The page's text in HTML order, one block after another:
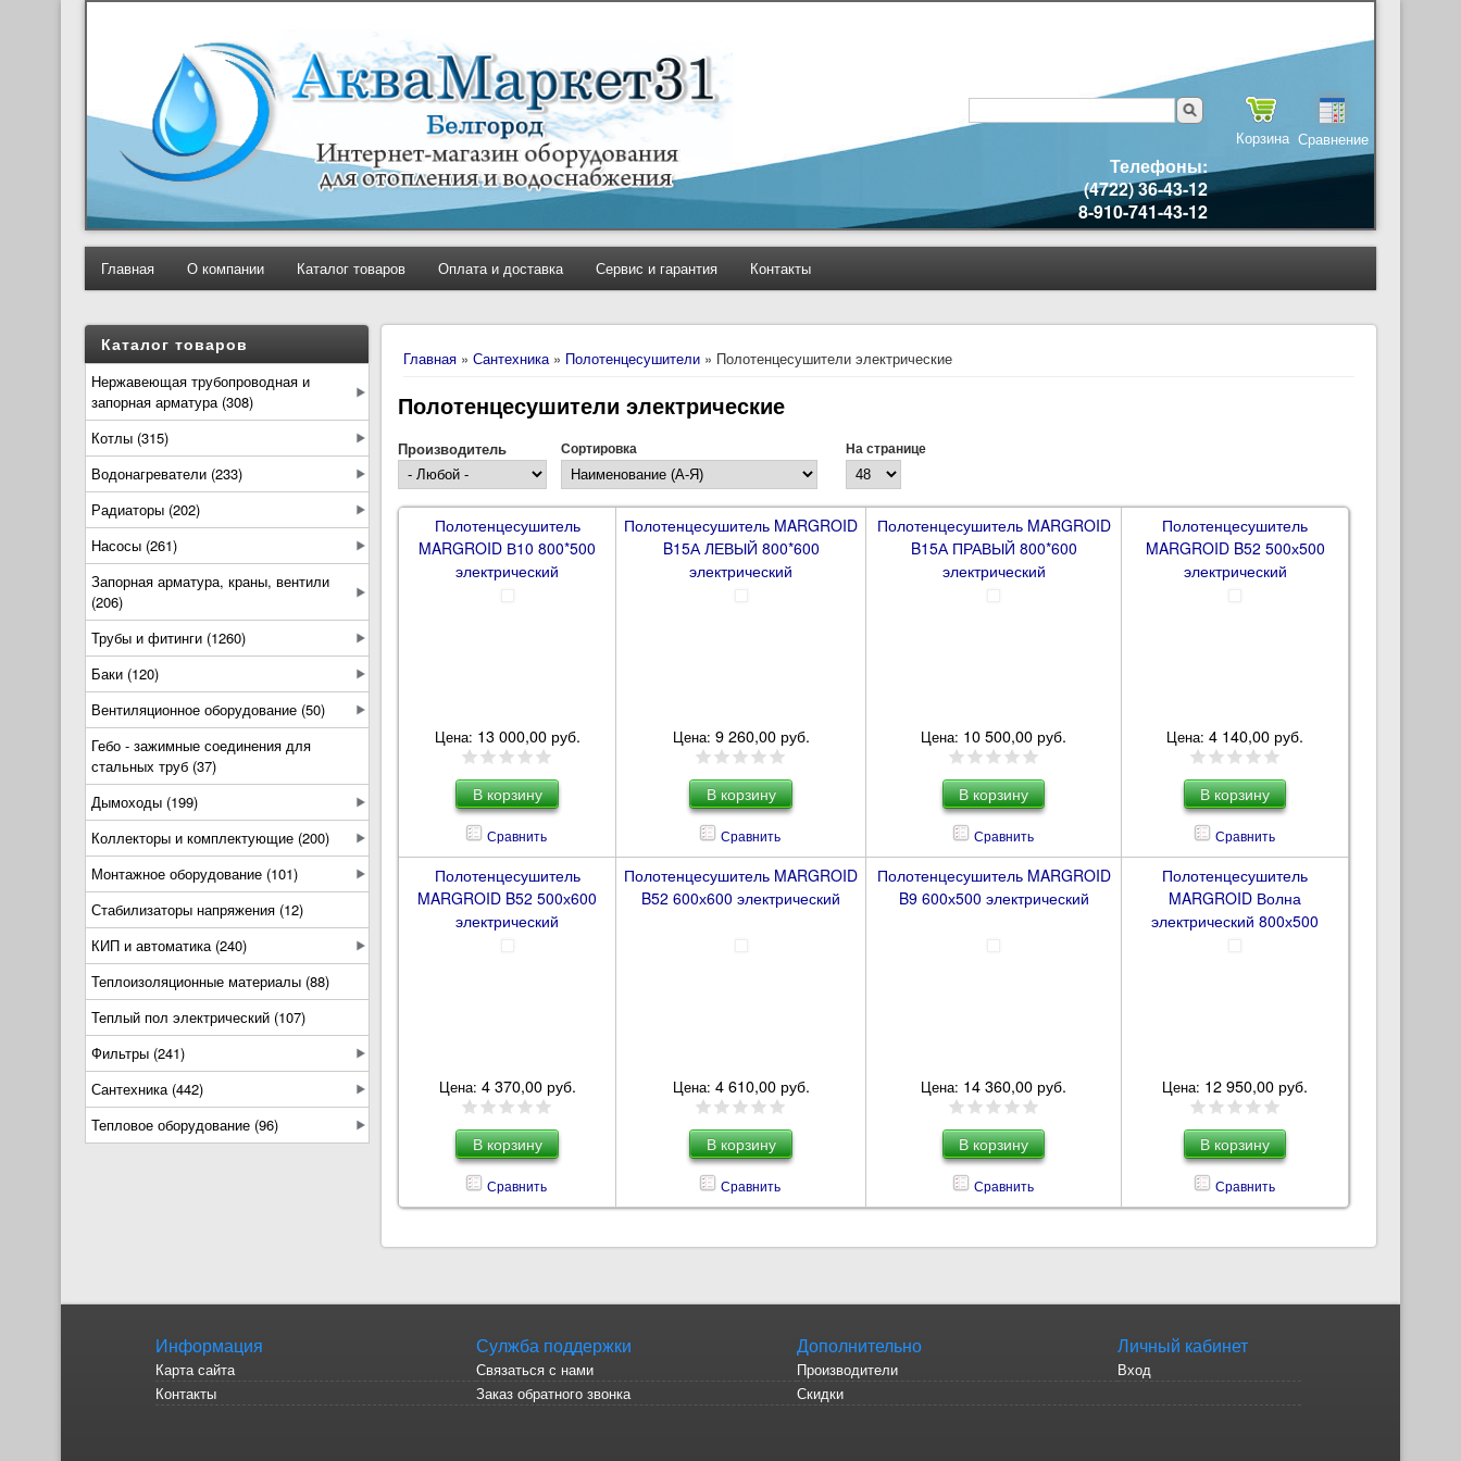
Телефоны:
(4722) 36-43-12
8-910-741-43-12
Корзина Сравнение
Главная О компании Каталог товаров Оплата и доставка Сервис и гарантия Контакты
Главная »Сантехника » Полотенцесушители » Полотенцесушители электрические
Полотенцесушители электрические
Производитель Сортировка На странице
Полотенцесушитель
MARGROID В10 800*500
электрический
Цена: 13 000,00 руб.
Сравнить
Полотенцесушитель MARGROID
B15А ЛЕВЫЙ 800*600
электрический
Цена: 9 260,00 руб.
Сравнить
Полотенцесушитель MARGROID
B15А ПРАВЫЙ 800*600
электрический
Цена: 10 500,00 руб.
Сравнить
Полотенцесушитель
MARGROID B52 500х500
электрический
Цена: 4 140,00 руб.
Сравнить
Полотенцесушитель
MARGROID B52 500х600
электрический
Цена: 4 370,00 руб.
Сравнить
Полотенцесушитель MARGROID
B52 600х600 электрический
Цена: 4 610,00 руб.
Сравнить
Полотенцесушитель MARGROID
B9 600х500 электрический
Цена: 14 360,00 руб.
Сравнить
Полотенцесушитель
MARGROID Волна
электрический 800х500
Цена: 12 950,00 руб.
Сравнить
Каталог товаров
Нержавеющая трубопроводная и
запорная арматура (308)
Котлы (315)
Водонагреватели (233)
Радиаторы (202)
Насосы (261)
Запорная арматура, краны, вентили
(206)
Трубы и фитинги (1260)
Баки (120)
Вентиляционное оборудование (50)
Гебо - зажимные соединения для
стальных труб (37)
Дымоходы (199)
Коллекторы и комплектующие (200)
Монтажное оборудование (101)
Стабилизаторы напряжения (12)
КИП и автоматика (240)
Теплоизоляционные материалы (88)
Теплый пол электрический (107)
Фильтры (241)
Сантехника (442)
Тепловое оборудование (96)
Информация
Карта сайта
Контакты
Сулжба поддержки
Связаться с нами
Заказ обратного звонка
Дополнительно
Производители
Скидки
Личный кабинет
Вход